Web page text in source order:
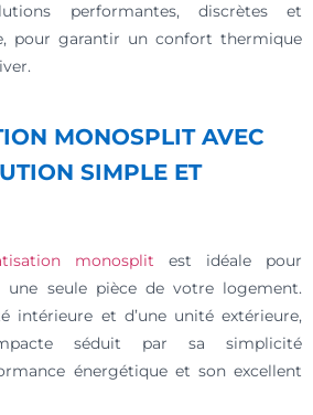
performantes, discrètes et
pour garantir un confort thermique
MONOSPLIT AVEC
SIMPLE ET
monosplit est idéale pour
une seule pièce de votre logement.
intérieure et d’une unité extérieure,
séduit par sa simplicité
énergétique et son excellent